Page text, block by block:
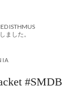
ISTHMUS
ました。
#SMDB